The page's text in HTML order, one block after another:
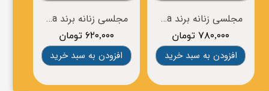
مجلسی زنانه برند esmara
۶۲۰,۰۰۰ تومان
افزودن به سبد خرید
مجلسی زنانه برند esmara
۷۸۰,۰۰۰ تومان
افزودن به سبد خرید